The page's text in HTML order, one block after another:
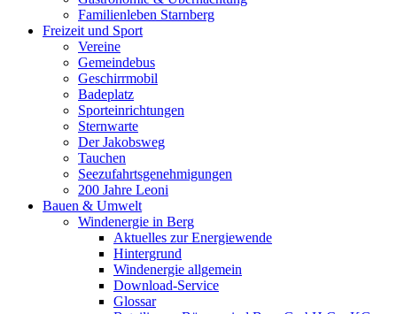
Familienleben Starnberg
Freizeit und Sport
Vereine
Gemeindebus
Geschirrmobil
Badeplatz
Sporteinrichtungen
Sternwarte
Der Jakobsweg
Tauchen
Seezufahrtsgenehmigungen
200 Jahre Leoni
Bauen & Umwelt
Windenergie in Berg
Aktuelles zur Energiewende
Hintergrund
Windenergie allgemein
Download-Service
Glossar